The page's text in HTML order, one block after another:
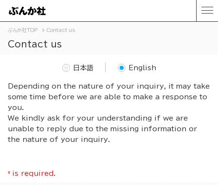
ぶんか社TOP Contact us
Contact us
Depending on the nature of your inquiry, it may take
some time before we are able to make a response to
you.
We kindly ask for your understanding if we are
unable to reply due to the missing information or
the nature of your inquiry.
日本語 English
* is required.